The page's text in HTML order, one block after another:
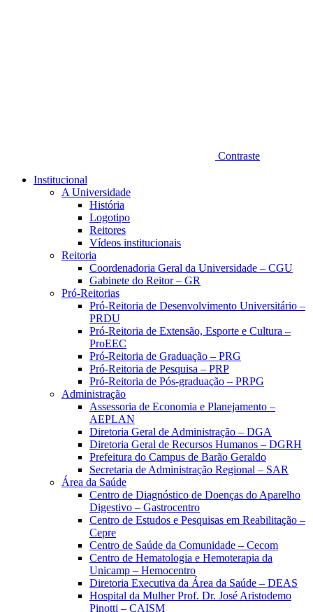
Contraste
Institucional
A Universidade
História
Logotipo
Reitores
Vídeos institucionais
Reitoria
Coordenadoria Geral da Universidade – CGU
Gabinete do Reitor – GR
Pró-Reitorias
Pró-Reitoria de Desenvolvimento Universitário –
PRDU
Pró-Reitoria de Extensão, Esporte e Cultura –
ProEEC
Pró-Reitoria de Graduação – PRG
Pró-Reitoria de Pesquisa – PRP
Pró-Reitoria de Pós-graduação – PRPG
Administração
Assessoria de Economia e Planejamento –
AEPLAN
Diretoria Geral de Administração – DGA
Diretoria Geral de Recursos Humanos – DGRH
Prefeitura do Campus de Barão Geraldo
Secretaria de Administração Regional – SAR
Área da Saúde
Centro de Diagnóstico de Doenças do Aparelho
Digestivo – Gastrocentro
Centro de Estudos e Pesquisas em Reabilitação –
Cepre
Centro de Saúde da Comunidade – Cecom
Centro de Hematologia e Hemoterapia da
Unicamp – Hemocentro
Diretoria Executiva da Área da Saúde – DEAS
Hospital da Mulher Prof. Dr. José Aristodemo
Pinotti – CAISM